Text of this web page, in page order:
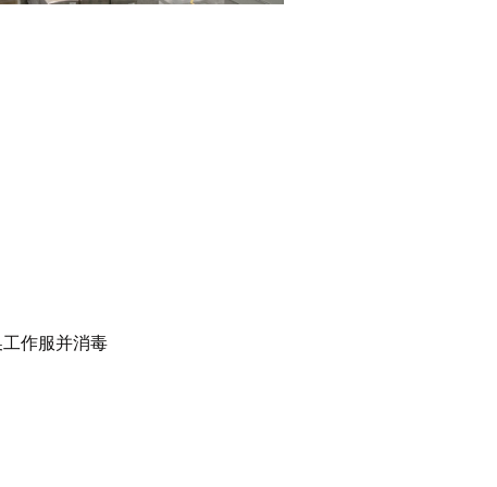
作服并消毒